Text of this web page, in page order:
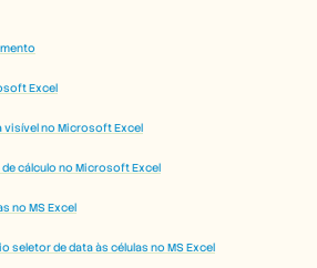
Excel
visível no Microsoft Excel
cálculo no Microsoft Excel
no MS Excel
seletor de data às células no MS Excel